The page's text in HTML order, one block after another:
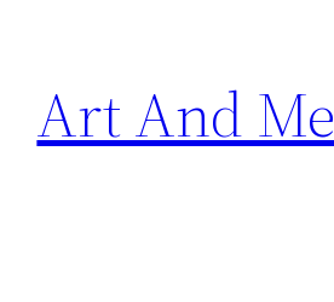
content
Art And Me